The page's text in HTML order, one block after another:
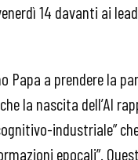
14 davanti ai
Papa a prendere la
la nascita dell’AI
industriale”
epocali”.